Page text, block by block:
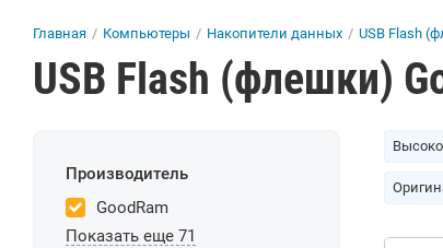
Главная / Компьютеры / Накопители данных / USB Flash
USB Flash (флешки)
Производитель
GoodRam
Показать еще 71